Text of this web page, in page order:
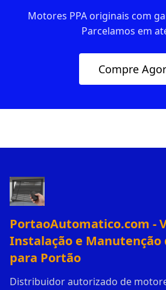
Motores PPA originais com
Parcelamos em
Compre
PortaoAutomatico.com -
Instalação e Manutenção
para Portão
Distribuidor autorizado de